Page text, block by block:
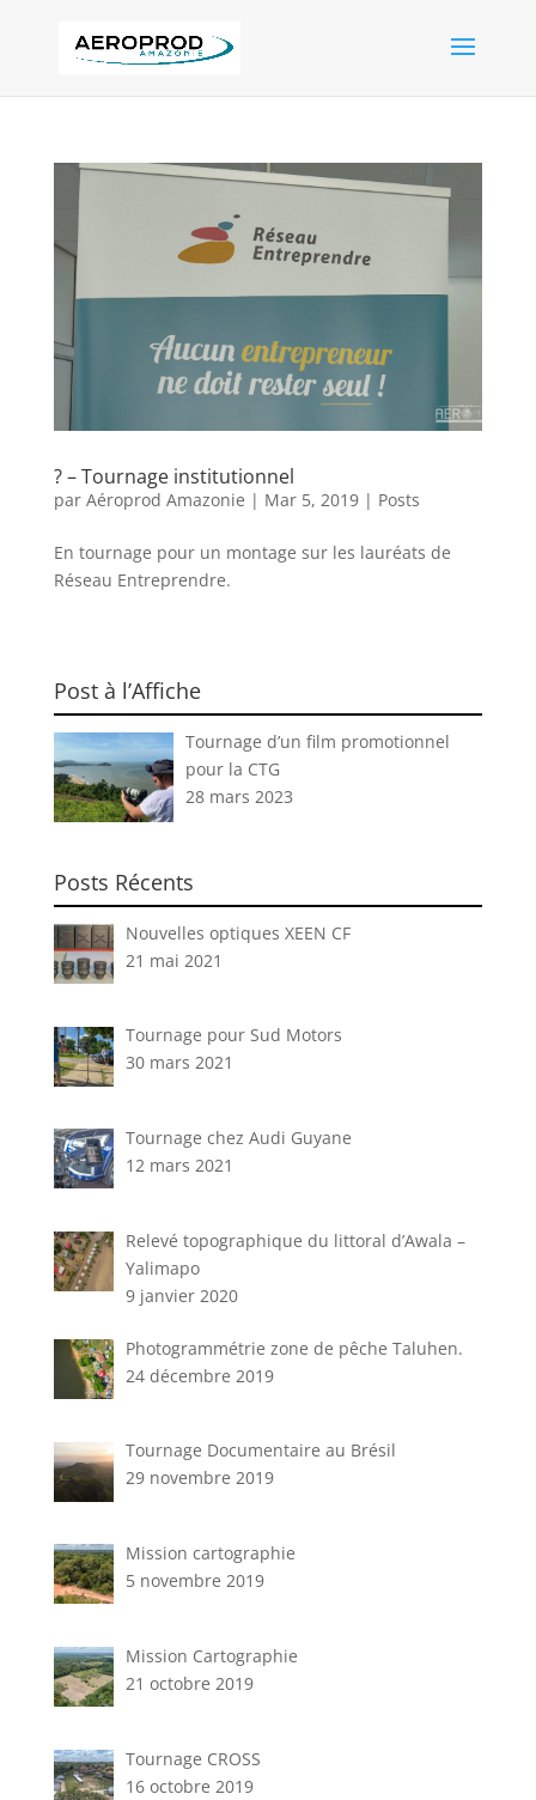
? – Tournage institutionnel
par Aéroprod Amazonie | Mar 5, 2019| Posts
En tournage pour un montage sur les lauréats de
Réseau Entreprendre.
Post à l’Affiche
Tournage d’un film promotionnel
pour la CTG
28 mars 2023
Posts Récents
Nouvelles optiques XEEN CF
21 mai 2021
Tournage pour Sud Motors
30 mars 2021
Tournage chez Audi Guyane
12 mars 2021
Relevé topographique du littoral d’Awala –
Yalimapo
9 janvier 2020
Photogrammétrie zone de pêche Taluhen.
24 décembre 2019
Tournage Documentaire au Brésil
29 novembre 2019
Mission cartographie
5 novembre 2019
Mission Cartographie
21 octobre 2019
Tournage CROSS
16 octobre 2019